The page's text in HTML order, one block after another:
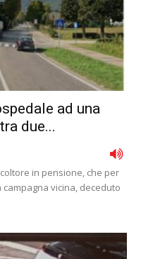
ad una
due...
in pensione, che per
vicina, deceduto